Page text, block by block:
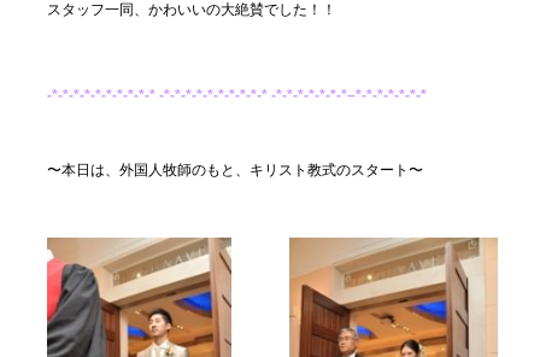
スタッフ一同、かわいいの大絶賛でした！！
-*-*-*-*-*-*-*-*-*-* -*-*-*-*-*-*-*-*-*-* -*-*-*-*-*-*-*–*-*-*-*-*-*-*
〜本日は、外国人牧師のもと、キリスト教式のスタート〜